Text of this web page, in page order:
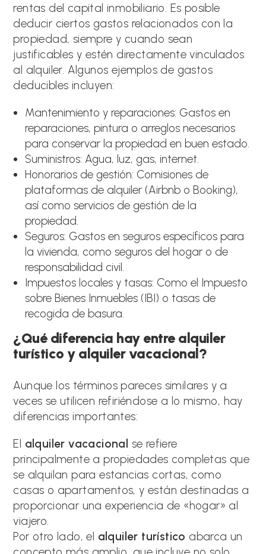
rentas del capital inmobiliario. Es posible
deducir ciertos gastos relacionados con la
propiedad, siempre y cuando sean
justificables y estén directamente vinculados
al alquiler. Algunos ejemplos de gastos
deducibles incluyen:
Mantenimiento y reparaciones: Gastos en
reparaciones, pintura o arreglos necesarios
para conservar la propiedad en buen estado.
Suministros: Agua, luz, gas, internet.
Honorarios de gestión: Comisiones de
plataformas de alquiler (Airbnb o Booking),
así como servicios de gestión de la
propiedad.
Seguros: Gastos en seguros específicos para
la vivienda, como seguros del hogar o de
responsabilidad civil.
Impuestos locales y tasas: Como el Impuesto
sobre Bienes Inmuebles (IBI) o tasas de
recogida de basura.
¿Qué diferencia hay entre alquiler
turístico y alquiler vacacional?
Aunque los términos pareces similares y a
veces se utilicen refiriéndose a lo mismo, hay
diferencias importantes:
El alquiler vacacional se refiere
principalmente a propiedades completas que
se alquilan para estancias cortas, como
casas o apartamentos, y están destinadas a
proporcionar una experiencia de «hogar» al
viajero.
Por otro lado, el alquiler turístico abarca un